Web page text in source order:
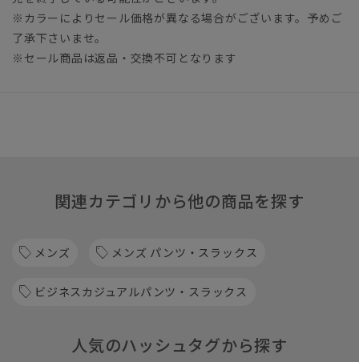
※カラーによりセール価格が異なる場合がございます。予めご
了承下さいませ。
※セール商品は返品・交換不可となります
関連カテゴリから他の商品を探す
メンズ メンズ パンツ・スラックス
ビジネスカジュアルパンツ・スラックス
人気のハッシュタグから探す